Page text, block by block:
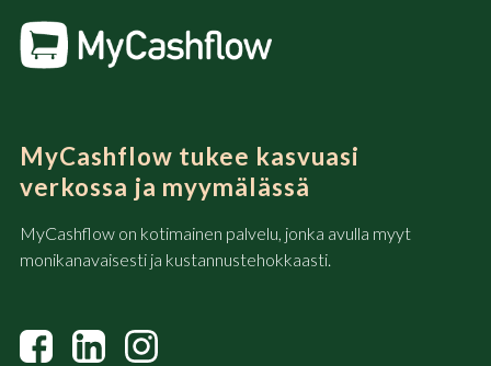
MyCashflow tukee kasvuasi
verkossa ja myymälässä
MyCashflow on kotimainen palvelu, jonka avulla myyt
monikanavaisesti ja kustannustehokkaasti.